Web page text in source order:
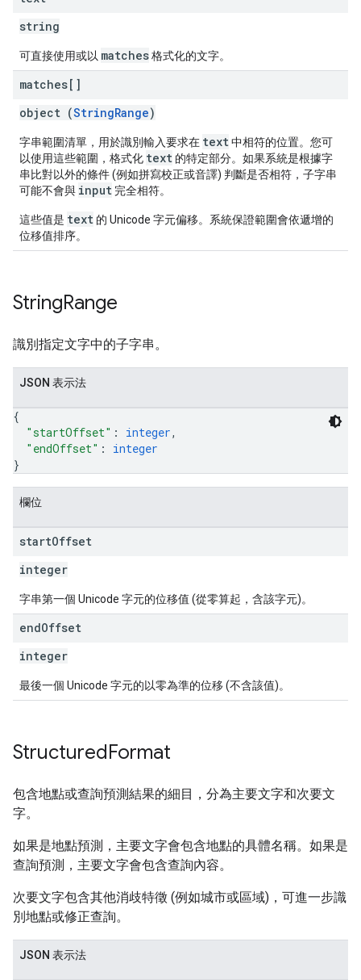
string
可直接使用或以 matches格式化的文字。
matches[]
object (StringRange)
字串範圍清單，用於識別輸入要求在 text中相符的位置。您可
以使用這些範圍，格式化 text 的特定部分。如果系統是根據字
串比對以外的條件 (例如拼寫校正或音譯) 判斷是否相符，子字串
可能不會與 input 完全相符。
這些值是 text 的 Unicode 字元偏移。系統保證範圍會依遞增的
位移值排序。
StringRange
識別指定文字中的子字串。
JSON 表示法
{
"startOffset" : integer,
"endOffset" : integer
}
欄位
startOffset
integer
字串第一個 Unicode 字元的位移值 (從零算起，含該字元)。
endOffset
integer
最後一個 Unicode 字元的以零為準的位移 (不含該值)。
StructuredFormat
包含地點或查詢預測結果的細目，分為主要文字和次要文
字。
如果是地點預測，主要文字會包含地點的具體名稱。如果是
查詢預測，主要文字會包含查詢內容。
次要文字包含其他消歧特徵 (例如城市或區域)，可進一步識
別地點或修正查詢。
JSON 表示法